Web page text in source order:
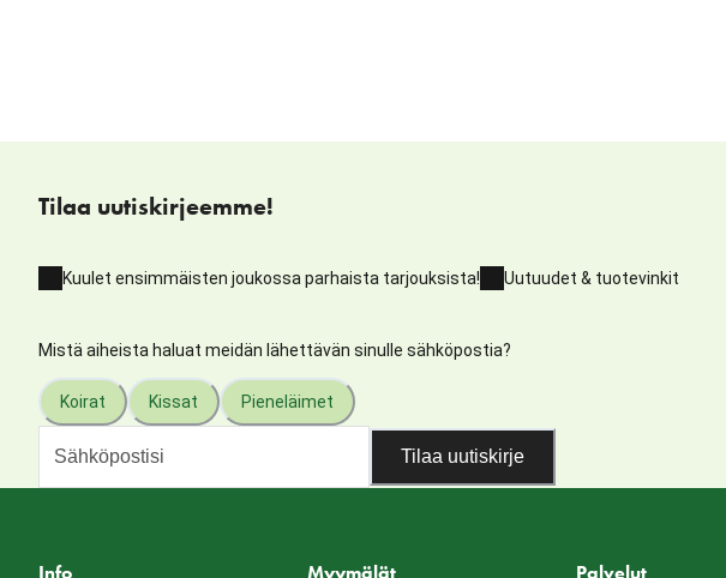
Tilaa uutiskirjeemme!
Kuulet ensimmäisten joukossa parhaista tarjouksista! Uutuudet & tuotevinkit
Mistä aiheista haluat meidän lähettävän sinulle sähköpostia?
Koirat Kissat Pieneläimet
Tilaa uutiskirje
Info Myymälät Palvelut